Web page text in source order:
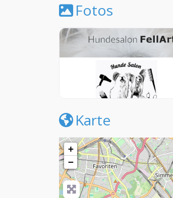
Fotos
Karte
+
−